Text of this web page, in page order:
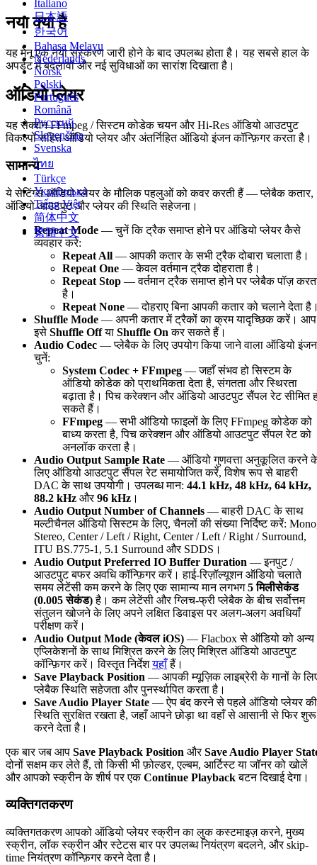
Italiano
日本語
한국어
Bahasa Melayu
Nederlands
Norsk
Polski
Português
Română
Русский
Slovenčina
Svenska
ไทย
Türkçe
Українська
Tiếng Việt
简体中文
繁體中文
नया क्या है
यह मेनू एक नया संस्करण जारी होने के बाद उपलब्ध होता है। यह सबसे हाल के
अपडेट में बदलावों और नई सुविधाओं का सारांश दिखाता है।
ऑडियो प्लेयर
यह सेक्शन FFmpeg / सिस्टम कोडेक चयन और Hi-Res ऑडियो आउटपुट
विकल्पों सहित ऑडियो प्लेयर और अंतर्निहित ऑडियो इंजन कॉन्फ़िगर करता है।
सामान्य
ये सेटिंग्स ऑडियो प्लेयर के मौलिक पहलुओं को कवर करती हैं — प्लेबैक कतार,
ऑडियो आउटपुट और प्लेयर की स्थिति सहेजना।
Repeat Mode — चुनें कि ट्रैक समाप्त होने पर ऑडियो प्लेयर कैसे
व्यवहार करे:
Repeat All — आपकी कतार के सभी ट्रैक दोबारा चलाता है।
Repeat One — केवल वर्तमान ट्रैक दोहराता है।
Repeat Stop — वर्तमान ट्रैक समाप्त होने पर प्लेबैक पॉज़
है।
Repeat None — दोहराए बिना आपकी कतार को चलाने देता
Shuffle Mode — अपनी कतार में ट्रैकों का क्रम यादृच्छिक करें। आप
इसे Shuffle Offया Shuffle On कर सकते हैं।
Audio Codec — प्लेबैक के लिए उपयोग किया जाने वाला ऑडियो इंजन
चुनें:
System Codec + FFmpeg — जहाँ संभव हो सिस्टम के
ऑडियो कोडेक को प्राथमिकता देता है, संगतता और स्थिरता
बढ़ाता है। पिच करेक्शन और ऑडियो आउटपुट सैंपल रेट सीमित
सकते हैं।
FFmpeg — सभी ऑडियो फाइलों के लिए FFmpeg कोडेक को
बाध्य करता है, पिच करेक्शन और ऑडियो आउटपुट सैंपल रेट को
अनलॉक करता है।
Audio Output Sample Rate — ऑडियो गुणवत्ता अनुकूलित करने
लिए ऑडियो आउटपुट सैंपल रेट समायोजित करें, विशेष रूप से बाहरी
DAC के साथ उपयोगी। उपलब्ध मान: 44.1 kHz, 48 kHz, 64 kHz,
88.2 kHz और96 kHz ।
Audio Output Number of Channels — बाहरी DAC के साथ
मल्टीचैनल ऑडियो सिस्टम के लिए, चैनलों की संख्या निर्दिष्ट करें:
Stereo, Center / Left / Right, Center / Left / Right / Surround,
ITU BS.775-1, 5.1 Surround और SDDS।
Audio Output Preferred IO Buffer Duration — इनपुट /
आउटपुट बफर अवधि कॉन्फ़िगर करें। हाई-रिज़ॉल्यूशन ऑडियो चलाते
समय लेटेंसी कम करने के लिए एक सामान्य मान लगभग5 मिलीसेकंड
(0.005 सेकंड)है। कम लेटेंसी और ग्लिच-फ्री प्लेबैक के बीच सर्वोत्तम
संतुलन खोजने के लिए अपने लक्षित डिवाइस पर अलग-अलग अवधियाँ
परीक्षण करें।
Audio Output Mode (केवल iOS) — Flacbox से ऑडियो को अन्य
एप्लिकेशनों के साथ मिश्रित करने के लिए मिश्रित ऑडियो आउटपुट
कॉन्फ़िगर करें। विस्तृत निर्देशयहाँहैं।
Save Playback Position — आपकी म्यूज़िक लाइब्रेरी के गानों के
प्लेबैक स्थिति सहेजता और पुनर्स्थापित करता है।
Save Audio Player State — ऐप बंद करने से पहले ऑडियो प्लेयर की
स्थिति सुरक्षित रखता है, जहाँ आपने छोड़ा था वहाँ से आसानी से फिर शुरू
करने देता है।
एक बार जब आप Save Playback Position औरSave Audio Player
दोनों सक्षम कर लेते हैं, तो किसी भी फ़ोल्डर, एल्बम, आर्टिस्ट या जॉनर को खोलें
और आपको स्क्रीन के शीर्ष पर एकContinue Playbackबटन दिखाई देगा।
व्यक्तिगतकरण
व्यक्तिगतकरण आपको ऑडियो प्लेयर स्क्रीन का लुक कस्टमाइज़ करने, मुख्य
स्क्रीन, लॉक स्क्रीन और स्टेटस बार पर उपलब्ध नियंत्रण बदलने, और skip-
time नियंत्रण कॉन्फ़िगर करने देता है।